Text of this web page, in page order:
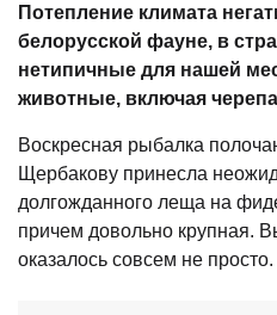
Потепление климата
белорусской фауне, в
нетипичные для нашей
животные, включая
Воскресная рыбалка
Щербакову принесла
долгожданного леща на
причем довольно крупная.
оказалось совсем не просто.